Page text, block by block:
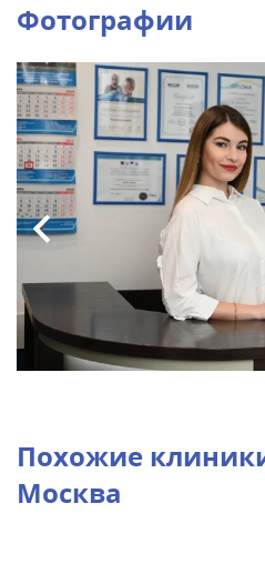
Фотографии
Похожие
Москва